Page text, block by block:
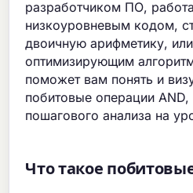
разработчиком ПО,
низкоуровневым кодом,
двоичную арифметику,
оптимизирующим
поможет вам понять и
побитовые операции
пошагового анализа на
Что такое